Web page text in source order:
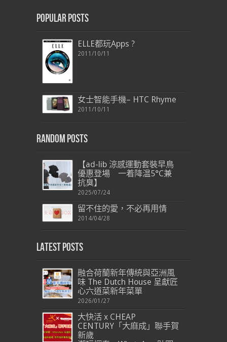
Popular Posts
ELLE都玩Apps ?
2011/10/11
女士智能手機– HTC Rhyme
2011/10/11
Random Posts
【ad-lib 涼感運動套裝早鳥
優惠登場 一着降温5°C兼
抗臭】
2025/07/24
留不住的愛，不必再用情
2014/04/28
Latest Posts
融合荷蘭新年傳統與亞洲風
味 The Dutch House 呈獻匠
心六道菜新年菜單
2026/01/27
大快活 x CHEAP
CENTURY「大麻成」聯手賀
新歲